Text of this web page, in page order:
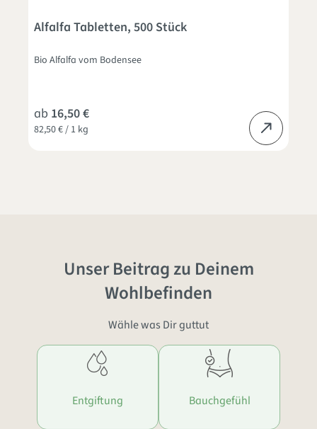
Alfalfa Tabletten, 500 Stück
Bio Alfalfa vom Bodensee
82,50 € / 1 kg
ab 16,50 €
Unser Beitrag zu Deinem
Wohlbefinden
Wähle was Dir guttut
Entgiftung Bauchgefühl